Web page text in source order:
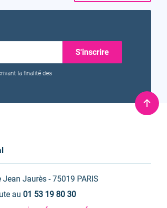
la finalité des
en
Jean Jaurès - 75019 PARIS
au 01 53 19 80 30